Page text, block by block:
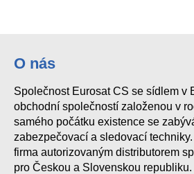
O nás
Společnost Eurosat CS se sídlem v
obchodní společností založenou v
samého počátku existence se
zabezpečovací a sledovací
firma autorizovaným distributorem
pro Českou a Slovenskou